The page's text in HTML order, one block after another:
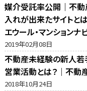
媒介受託率公開｜不動
入れが出来たサイトとは
エウール・マンションナ
動産売却の窓口・ホー
2019年02月08日
不動産未経験の新人若
営業活動とは？｜不動
2018年10月24日